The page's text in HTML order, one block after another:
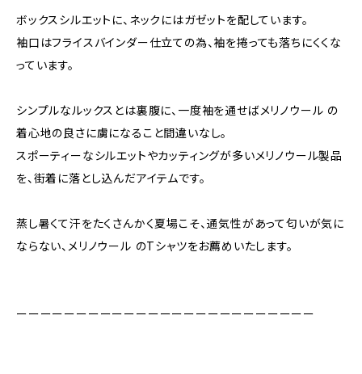
ボックスシルエットに、ネックにはガゼットを配しています。
袖口はフライスバインダー仕立ての為、袖を捲っても落ちにくくな
っています。
シンプルなルックスとは裏腹に、一度袖を通せばメリノウール の
着心地の良さに虜になること間違いなし。
スポーティーなシルエットやカッティングが多いメリノウール製品
を、街着に落とし込んだアイテムです。
蒸し暑くて汗をたくさんかく夏場こそ、通気性があって匂いが気に
ならない、メリノウール のTシャツをお薦めいたします。
ーーーーーーーーーーーーーーーーーーーーーーーーー